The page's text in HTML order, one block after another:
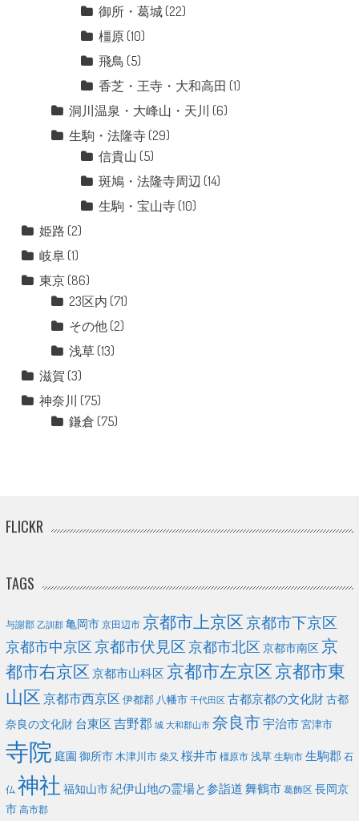
御所・葛城(22)
橿原(10)
飛鳥 (5)
香芝・王寺・大和高田 (1)
洞川温泉・大峰山・天川 (6)
生駒・法隆寺(29)
信貴山 (5)
斑鳩・法隆寺周辺 (14)
生駒・宝山寺(10)
姫路 (2)
岐阜(1)
東京(86)
23区内 (71)
その他(2)
浅草(13)
滋賀 (3)
神奈川 (75)
鎌倉 (75)
FLICKR
TAGS
与謝郡 乙訓郡 亀岡市 京田辺市 京都市上京区京都市下京区
京都市中京区京都市伏見区京都市北区 京都市南区 京
都市右京区 京都市山科区 京都市左京区京都市東
山区京都市西京区 伊都郡 八幡市 千代田区 古都京都の文化財古都
奈良の文化財 台東区 吉野郡 城 大和郡山市 奈良市宇治市 宮津市
寺院 庭園 御所市 木津川市 柴又 桜井市 橿原市 浅草 生駒市 生駒郡 石
仏 神社 福知山市紀伊山地の霊場と参詣道 舞鶴市 葛飾区 長岡京
市 高市郡